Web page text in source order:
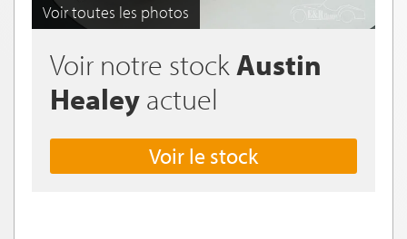
Voir toutes les photos
Voir notre stockAustin
Healey actuel
Voir le stock